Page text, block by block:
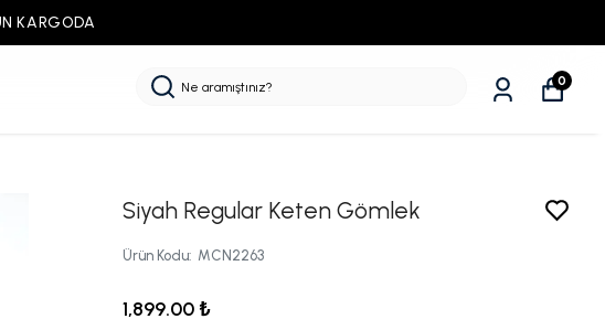
KARGODA
0
Siyah Regular Keten Gömlek
Ürün Kodu: MCN2263
1,899.00 ₺